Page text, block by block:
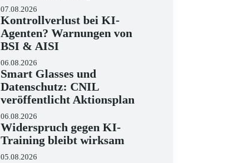
07.08.2026
Kontrollverlust bei KI-
Agenten? Warnungen von
BSI & AISI
06.08.2026
Smart Glasses und
Datenschutz: CNIL
veröffentlicht Aktionsplan
06.08.2026
Widerspruch gegen KI-
Training bleibt wirksam
05.08.2026